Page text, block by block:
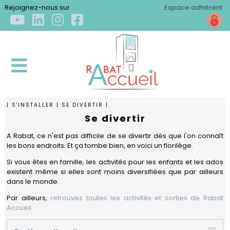
Rejoignez-nous sur Espace adhérent
×
QUI
NOUS
?
Qui
sommes-
nous
S'INSTALLER
| S'INSTALLER | SE DIVERTIR |
Se divertir
A Rabat, ce n'est pas difficile de se divertir dès que l'on connaît
les bons endroits. Et ça tombe bien, en voici un florilège.
Si vous êtes en famille, les activités pour les enfants et les ados
existent même si elles sont moins diversifiées que par ailleurs
dans le monde.
Par ailleurs, retrouvez toutes les activités et sorties de Rabat
Accueil.